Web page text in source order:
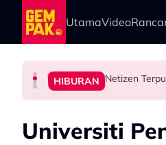
Skip to main content
UtamaVideo
HIBURAN A.Aida
HIBURAN Netizen
HIBURAN Insiden
HIBURAN Pertama Di
Universiti